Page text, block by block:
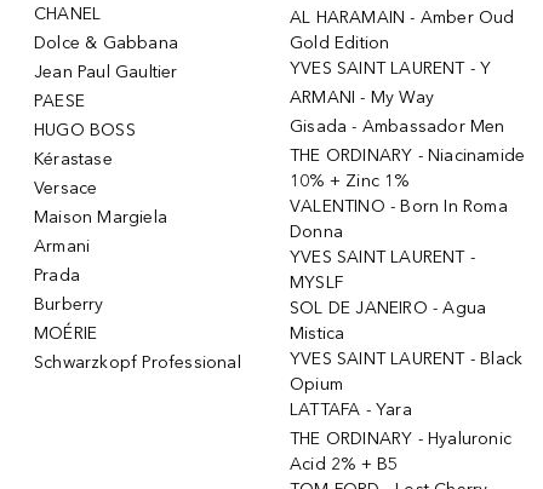
CHANEL
Dolce & Gabbana
Jean Paul Gaultier
PAESE
HUGO BOSS
Kérastase
Versace
Maison Margiela
Armani
Prada
Burberry
MOÉRIE
Schwarzkopf Professional
AL HARAMAIN - Amber Oud
Gold Edition
YVES SAINT LAURENT - Y
ARMANI - My Way
Gisada - Ambassador Men
THE ORDINARY - Niacinamide
10% + Zinc 1%
VALENTINO - Born In Roma
Donna
YVES SAINT LAURENT -
MYSLF
SOL DE JANEIRO - Agua
Mistica
YVES SAINT LAURENT - Black
Opium
LATTAFA - Yara
THE ORDINARY - Hyaluronic
Acid 2% + B5